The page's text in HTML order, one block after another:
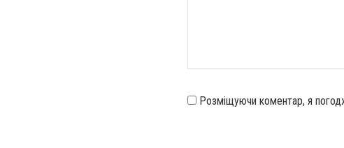
Розміщуючи коментар, я